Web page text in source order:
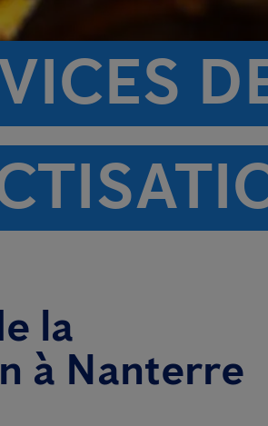
la
à Nanterre